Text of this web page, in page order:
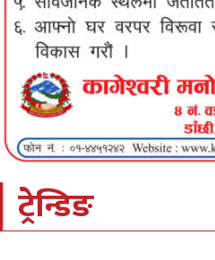
ट्रेन्डिङ